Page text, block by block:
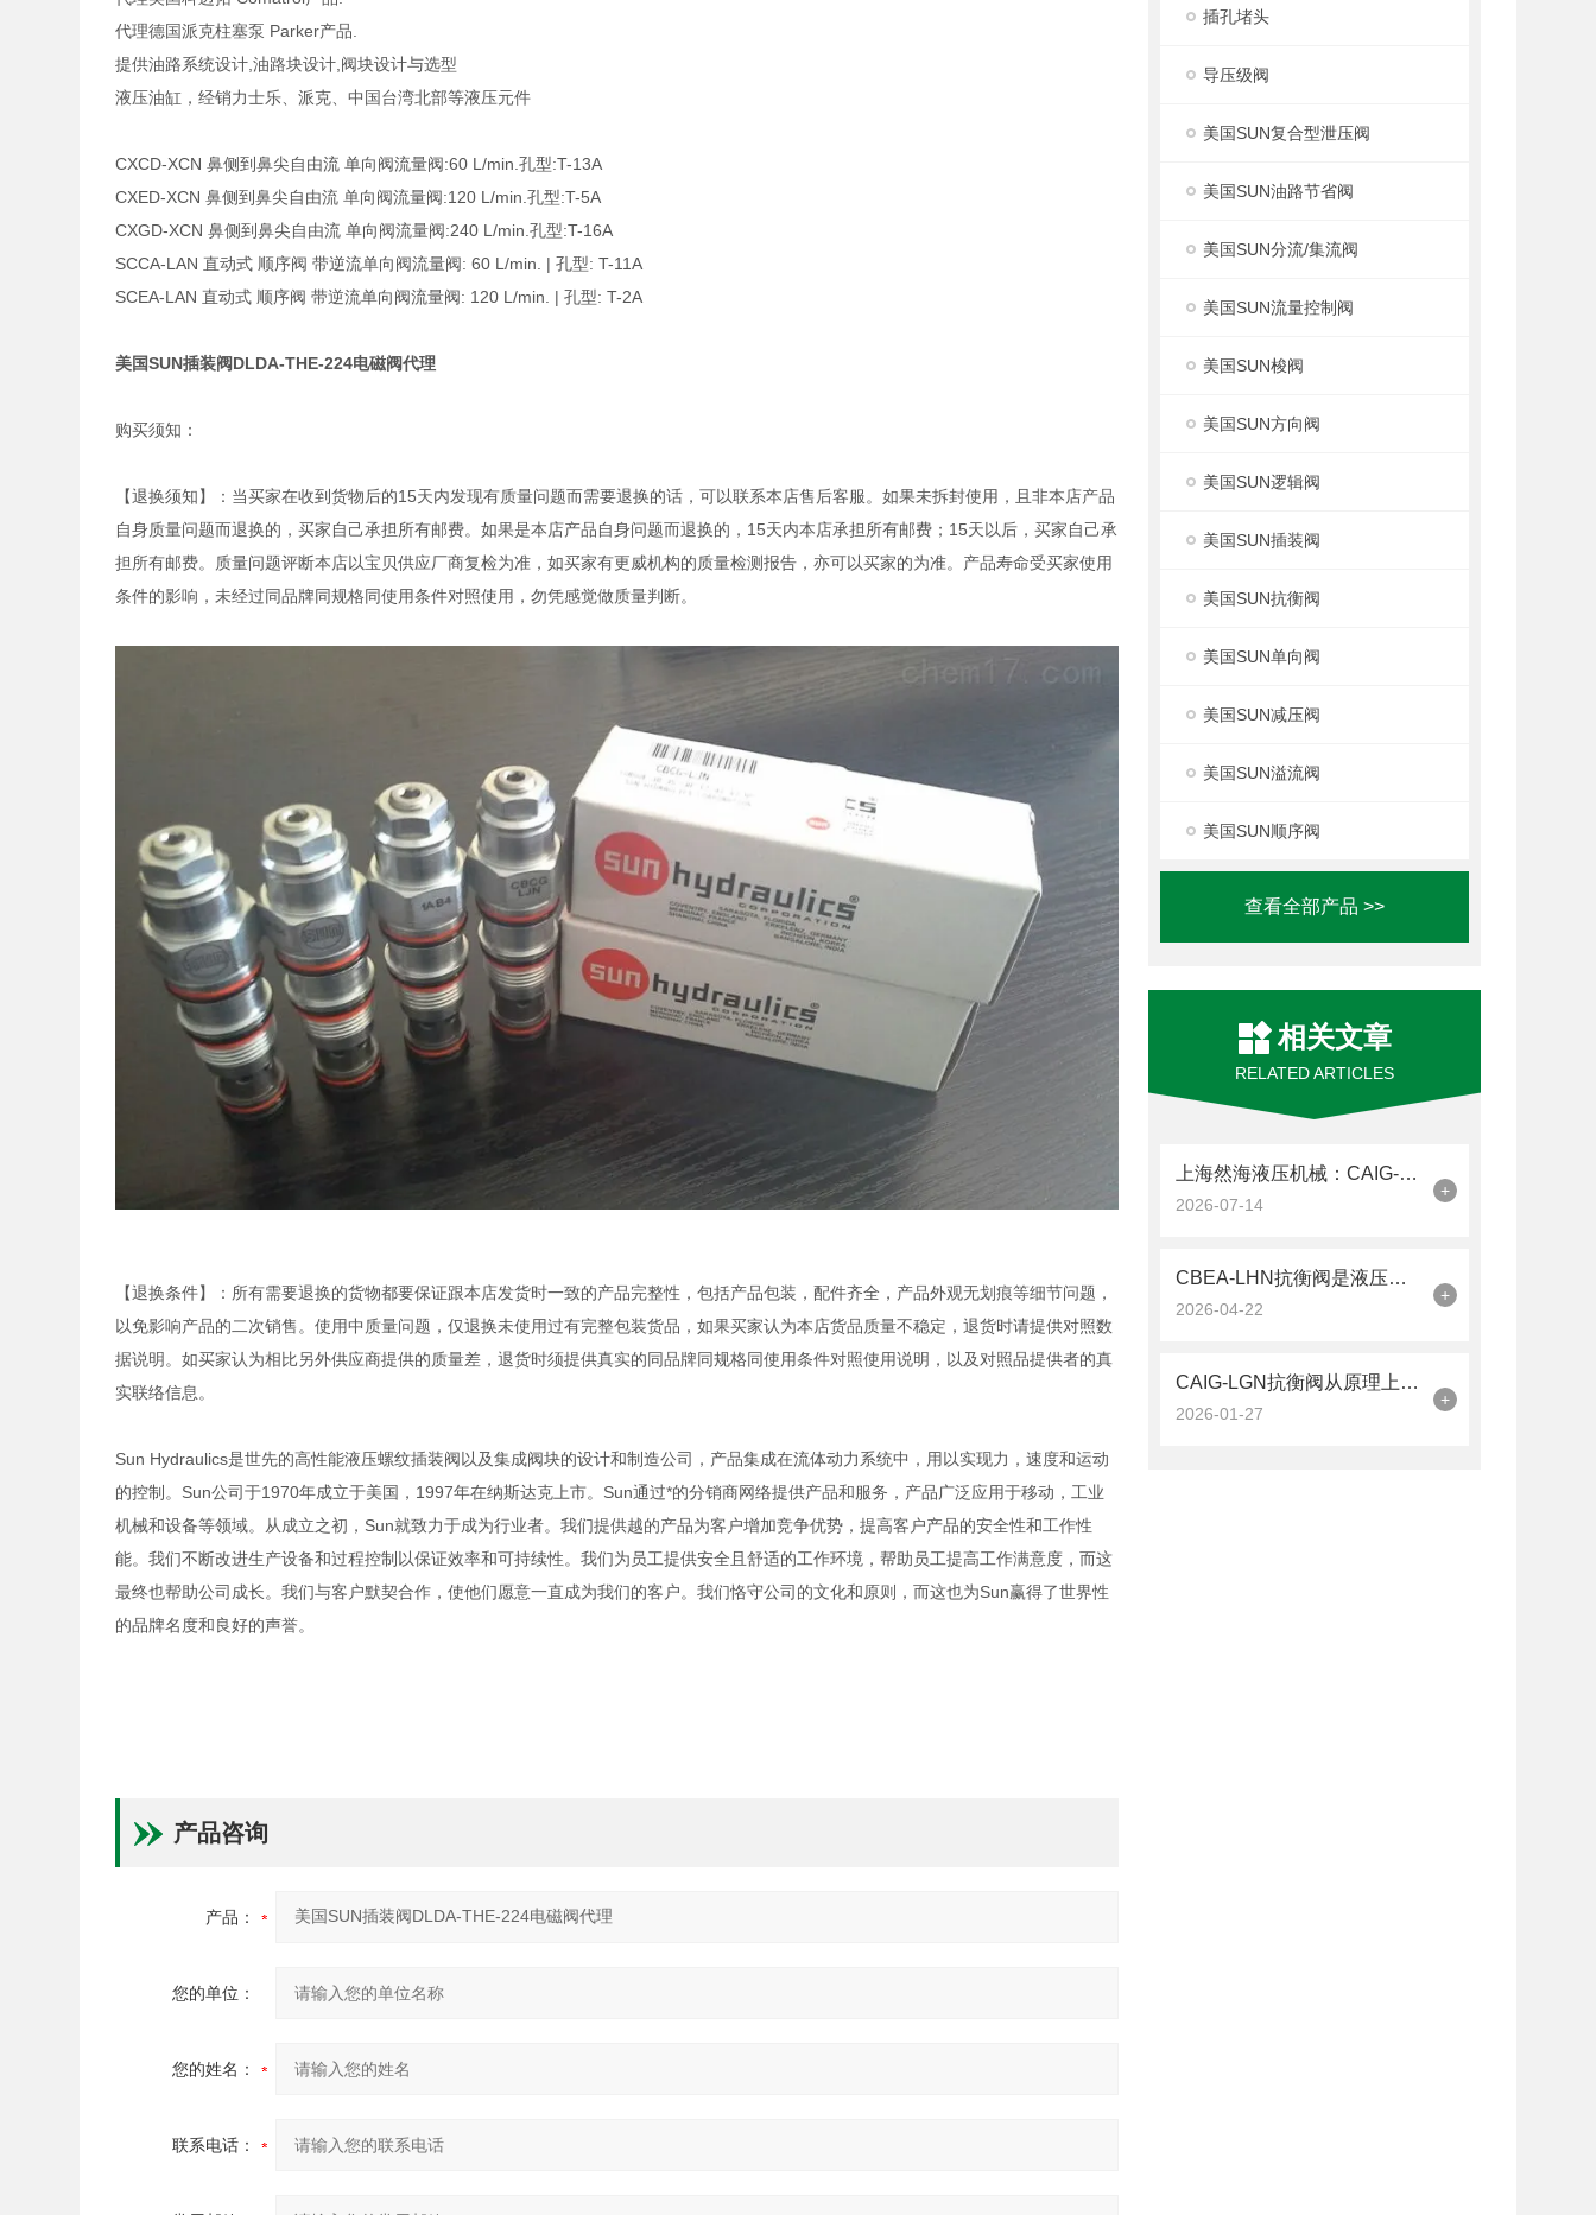
插孔堵头
导压级阀
美国SUN复合型泄压阀
美国SUN油路节省阀
美国SUN分流/集流阀
美国SUN流量控制阀
美国SUN梭阀
美国SUN方向阀
美国SUN逻辑阀
美国SUN插装阀
美国SUN抗衡阀
美国SUN单向阀
美国SUN减压阀
美国SUN溢流阀
美国SUN顺序阀
查看全部产品 >>
相关文章
RELATED ARTICLES
上海然海液压机械：CAIG-LGN抗衡阀的品质之选——实测数据解析
2026-07-14
+
CBEA-LHN抗衡阀是液压系统中的平衡卫士
2026-04-22
+
CAIG-LGN抗衡阀从原理上可分解为以下三个层面
2026-01-27
+
代理德国派克柱塞泵 Parker产品.
提供油路系统设计,油路块设计,阀块设计与选型
液压油缸，经销力士乐、派克、中国台湾北部等液压元件
CXCD-XCN 鼻侧到鼻尖自由流 单向阀流量阀:60 L/min.孔型:T-13A
CXED-XCN 鼻侧到鼻尖自由流 单向阀流量阀:120 L/min.孔型:T-5A
CXGD-XCN 鼻侧到鼻尖自由流 单向阀流量阀:240 L/min.孔型:T-16A
SCCA-LAN 直动式 顺序阀 带逆流单向阀流量阀: 60 L/min. | 孔型: T-11A
SCEA-LAN 直动式 顺序阀 带逆流单向阀流量阀: 120 L/min. | 孔型: T-2A
美国SUN插装阀DLDA-THE-224电磁阀代理
购买须知：
【退换须知】：当买家在收到货物后的15天内发现有质量问题而需要退换的话，可以联系本店售后客服。如果未拆封使用，且非本店产品
自身质量问题而退换的，买家自己承担所有邮费。如果是本店产品自身问题而退换的，15天内本店承担所有邮费；15天以后，买家自己承
担所有邮费。质量问题评断本店以宝贝供应厂商复检为准，如买家有更威机构的质量检测报告，亦可以买家的为准。产品寿命受买家使用
条件的影响，未经过同品牌同规格同使用条件对照使用，勿凭感觉做质量判断。
【退换条件】：所有需要退换的货物都要保证跟本店发货时一致的产品完整性，包括产品包装，配件齐全，产品外观无划痕等细节问题，
以免影响产品的二次销售。使用中质量问题，仅退换未使用过有完整包装货品，如果买家认为本店货品质量不稳定，退货时请提供对照数
据说明。如买家认为相比另外供应商提供的质量差，退货时须提供真实的同品牌同规格同使用条件对照使用说明，以及对照品提供者的真
实联络信息。
Sun Hydraulics是世先的高性能液压螺纹插装阀以及集成阀块的设计和制造公司，产品集成在流体动力系统中，用以实现力，速度和运动
的控制。Sun公司于1970年成立于美国，1997年在纳斯达克上市。Sun通过*的分销商网络提供产品和服务，产品广泛应用于移动，工业
机械和设备等领域。从成立之初，Sun就致力于成为行业者。我们提供越的产品为客户增加竞争优势，提高客户产品的安全性和工作性
能。我们不断改进生产设备和过程控制以保证效率和可持续性。我们为员工提供安全且舒适的工作环境，帮助员工提高工作满意度，而这
最终也帮助公司成长。我们与客户默契合作，使他们愿意一直成为我们的客户。我们恪守公司的文化和原则，而这也为Sun赢得了世界性
的品牌名度和良好的声誉。
产品咨询
产品：
您的单位：
您的姓名：
联系电话：